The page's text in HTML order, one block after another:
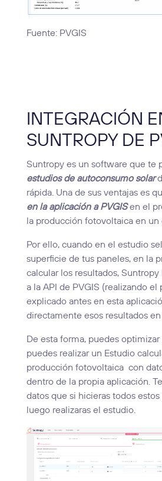
Fuente: PVGIS
INTEGRACIÓN
SUNTROPY DE
Suntropy es un software que te
estudios de autoconsumo solar
rápida. Una de sus ventajas es
en la aplicación a PVGIS en el
la producción fotovoltaica en un
Por ello, cuando en el estudio
superficie de tus paneles, en la
calcular los resultados,
a la API de PVGIS (realizando el
explicado antes en esta
directamente esos resultados
De esta forma, puedes
puedes realizar un Estudio
producción fotovoltaica con
dentro de la propia aplicación.
datos que si hicieras todos estos
luego realizaras el estudio.